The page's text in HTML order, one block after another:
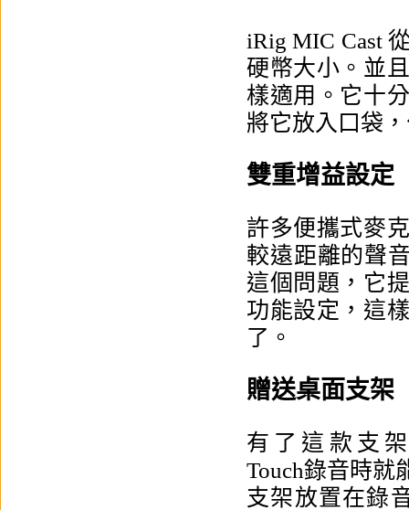
iRig MIC Cast
硬幣大小。並
樣適用。它十
將它放入口袋
雙重增益設定
許多便攜式麥
較遠距離的聲
這個問題，它
功能設定，這
了。
贈送桌面支架
有了這款支
Touch錄音時就
支架放置在錄